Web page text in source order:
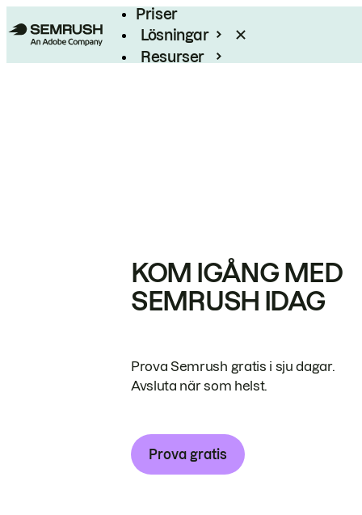
Priser
Lösningar
Resurser
KOM IGÅNG MED
SEMRUSH IDAG
Prova Semrush gratis i sju dagar.
Avsluta när som helst.
Prova gratis